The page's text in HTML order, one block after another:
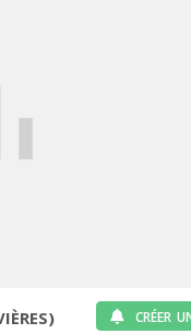
CRÉER